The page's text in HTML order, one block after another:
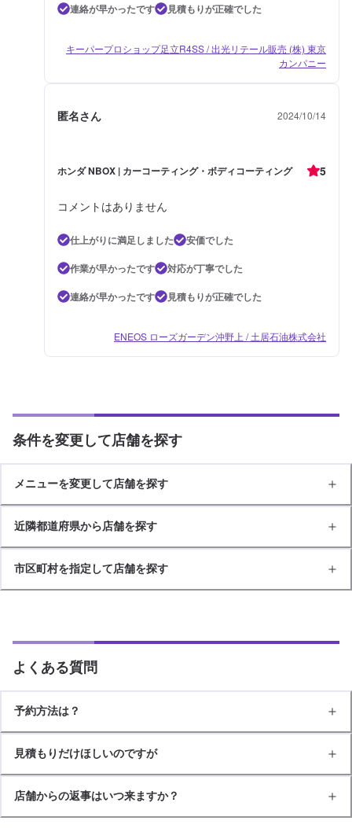
連絡が早かったです
見積もりが正確でした
キーパープロショップ足立R4SS / 出光リテール販売 (株) 東京
カンパニー
匿名さん 2024/10/14
ホンダ NBOX | カーコーティング・ボディコーティング 5
コメントはありません
仕上がりに満足しました
安価でした
作業が早かったです
対応が丁寧でした
連絡が早かったです
見積もりが正確でした
ENEOS ローズガーデン沖野上 / 土居石油株式会社
条件を変更して店舗を探す
メニューを変更して店舗を探す
近隣都道府県から店舗を探す
市区町村を指定して店舗を探す
よくある質問
予約方法は？
見積もりだけほしいのですが
店舗からの返事はいつ来ますか？